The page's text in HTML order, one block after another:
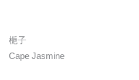
梔子
Cape Jasmine